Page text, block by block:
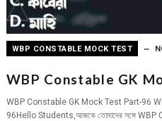
WBP CONSTABLE MOCK TEST
WBP Constable GK
WBP Constable GK Mock Test Part-96
96Hello Students,আজকে তোমাদের সঙ্গে WBP